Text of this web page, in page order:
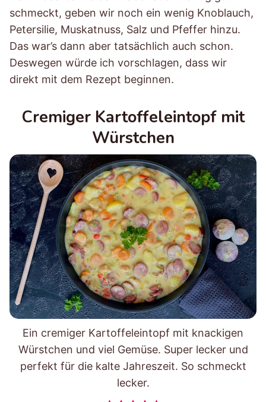
schmeckt, geben wir noch ein wenig Knoblauch,
Petersilie, Muskatnuss, Salz und Pfeffer hinzu.
Das war’s dann aber tatsächlich auch schon.
Deswegen würde ich vorschlagen, dass wir
direkt mit dem Rezept beginnen.
Cremiger Kartoffeleintopf mit
Würstchen
Ein cremiger Kartoffeleintopf mit knackigen
Würstchen und viel Gemüse. Super lecker und
perfekt für die kalte Jahreszeit. So schmeckt
lecker.